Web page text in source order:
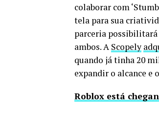
colaborar com
tela para sua
parceria possibilitará
ambos. A Scopely
quando já tinha 20
expandir o alcance e
Roblox está